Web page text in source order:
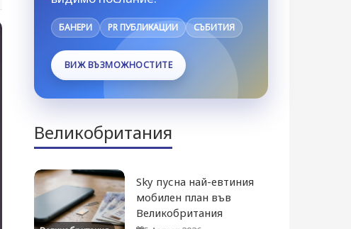
БАНЕРИ PR ПУБЛИКАЦИИ СЪБИТИЯ
ВИЖ ВЪЗМОЖНОСТИТЕ
Великобритания
Sky пусна най-евтиния
мобилен план във
Великобритания